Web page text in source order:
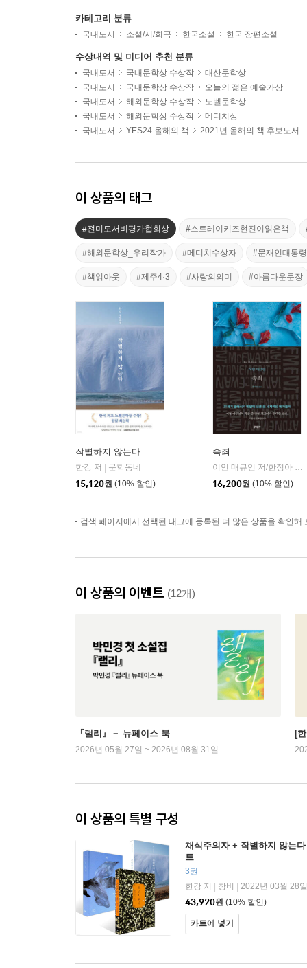
카테고리 분류
국내도서 소설/시/희곡 한국소설 한국 장편소설
수상내역 및 미디어 추천 분류
국내도서 국내문학상 수상작
대산문학상
국내도서
국내문학상 수상작
오늘의 젊은 예술가상
국내도서
해외문학상 수상작
노벨문학상
국내도서
해외문학상 수상작
메디치상
국내도서
YES24 올해의 책 2021년 올해의 책 후보도서
이 상품의 태그
#전미도서비평가협회상 #스트레이키즈현진이읽은책
#해외문학상_우리작가 #메디치수상자 #문재인대통
#책읽아웃 #제주4·3 #사랑의의미 #아름다운문장
작별하지 않는다
한강 저
문학동네
15,120원 (10% 할인)
속죄
이언 매큐언 저/한정아 역
16,200원 (10% 할인)
검색 페이지에서 선택된 태그에 등록된 더 많은 상품을 확인해
이 상품의 이벤트 (12개)
『랠리』－ 뉴페이스 북
2026년 05월 27일 ~ 2026년 08월 31일
[
이 상품의 특별 구성
채식주의자 + 작별하지 않는
트
3권
한강 저
창비
2022년 03월 28일
43,920원 (10% 할인)
카트에 넣기